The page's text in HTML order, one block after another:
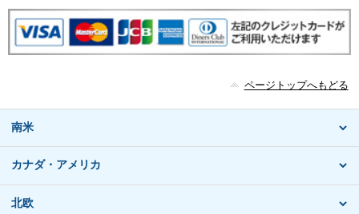
ページトップへもどる
南米
カナダ・アメリカ
北欧